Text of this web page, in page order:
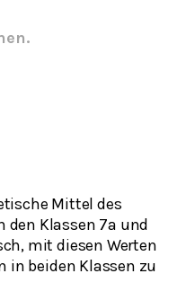
Mittel des
den Klassen 7a und
mit diesen Werten
in beiden Klassen zu